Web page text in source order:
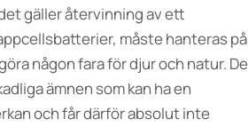
gäller återvinning av ett
måste hanteras på
någon fara för djur och natur. De
ämnen som kan ha en
och får därför absolut inte